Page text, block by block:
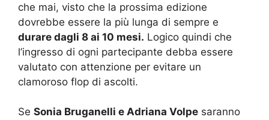
che mai, visto che la prossima edizione
dovrebbe essere la più lunga di sempre e
durare dagli 8 ai 10 mesi. Logico quindi che
l’ingresso di ogni partecipante debba essere
valutato con attenzione per evitare un
clamoroso flop di ascolti.
Se Sonia Bruganelli e Adriana Volpe saranno